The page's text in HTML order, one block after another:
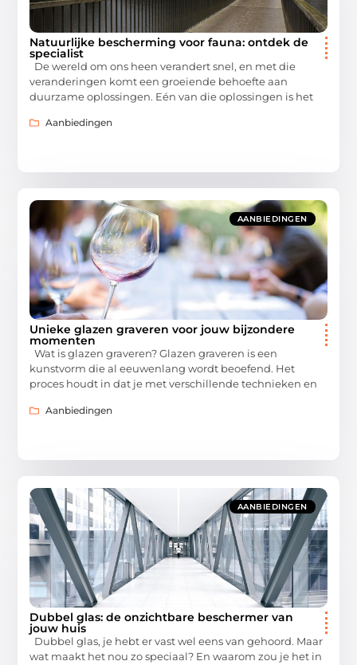
Natuurlijke bescherming voor fauna: ontdek de
specialist
De wereld om ons heen verandert snel, en met die
veranderingen komt een groeiende behoefte aan
duurzame oplossingen. Eén van die oplossingen is het
Aanbiedingen
AANBIEDINGEN
Unieke glazen graveren voor jouw bijzondere
momenten
Wat is glazen graveren? Glazen graveren is een
kunstvorm die al eeuwenlang wordt beoefend. Het
proces houdt in dat je met verschillende technieken en
Aanbiedingen
AANBIEDINGEN
Dubbel glas: de onzichtbare beschermer van
jouw huis
Dubbel glas, je hebt er vast wel eens van gehoord. Maar
wat maakt het nou zo speciaal? En waarom zou je het in